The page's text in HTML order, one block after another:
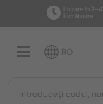
Livrare în 2–4 zile
lucrătoare
RO